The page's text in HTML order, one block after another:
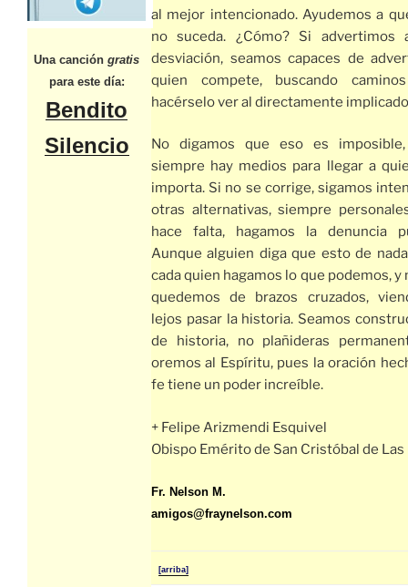
Una canción gratis
para este día:
Bendito
Silencio
al mejor intencionado. Ayudemos a
no suceda. ¿Cómo? Si advertimos
desviación, seamos capaces de
quien compete, buscando
hacérselo ver al directamente
No digamos que eso es
siempre hay medios para llegar a
importa. Si no se corrige, sigamos
otras alternativas, siempre
hace falta, hagamos la denuncia
Aunque alguien diga que esto de
cada quien hagamos lo que podemos, y
quedemos de brazos cruzados,
lejos pasar la historia. Seamos
de historia, no plañideras
oremos al Espíritu, pues la oración
fe tiene un poder increíble.
+ Felipe Arizmendi Esquivel
Obispo Emérito de San Cristóbal de Las
Fr. Nelson M.
amigos@fraynelson.com
[arriba]